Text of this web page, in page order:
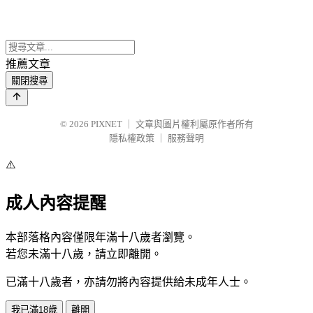
推薦文章
關閉搜尋
© 2026 PIXNET
文章與圖片權利屬原作者所有
隱私權政策
服務聲明
⚠️
成人內容提醒
本部落格內容僅限年滿十八歲者瀏覽。
若您未滿十八歲，請立即離開。
已滿十八歲者，亦請勿將內容提供給未成年人士。
我已滿18歲 離開